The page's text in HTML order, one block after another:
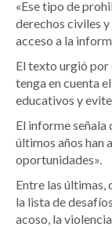
«Ese tipo de
derechos civiles
acceso a la
El texto urgió por
tenga en cuenta
educativos y
El informe señala
últimos años han
oportunidades».
Entre las últimas,
la lista de
acoso, la